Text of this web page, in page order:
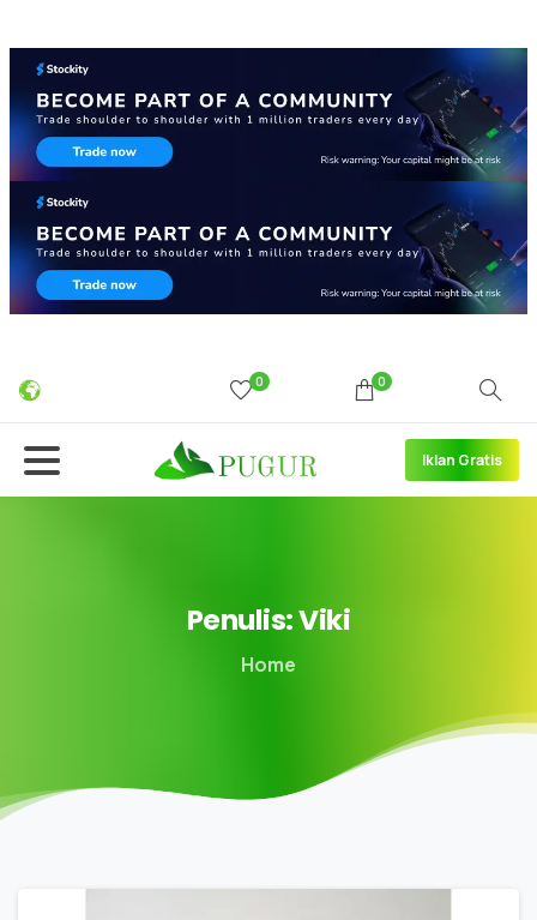
0 0
Iklan Gratis
Penulis:Viki
Home